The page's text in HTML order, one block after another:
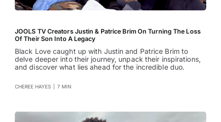
JOOLS TV Creators Justin & Patrice Brim On Turning The Loss
Of Their Son Into A Legacy
Black Love caught up with Justin and Patrice Brim to
delve deeper into their journey, unpack their inspirations,
and discover what lies ahead for the incredible duo.
CHEREE HAYES 7 MIN